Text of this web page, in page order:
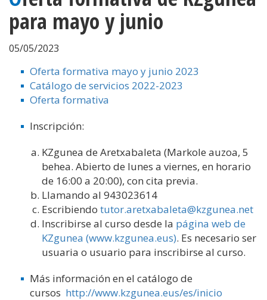
para mayo y junio
05/05/2023
Oferta formativa mayo y junio 2023
Catálogo de servicios 2022-2023
Oferta formativa
Inscripción:
KZgunea de Aretxabaleta (Markole auzoa, 5
behea. Abierto de lunes a viernes, en horario
de 16:00 a 20:00), con cita previa.
Llamando al 943023614
Escribiendo tutor.aretxabaleta@kzgunea.net
Inscribirse al curso desde la página web de
KZgunea (www.kzgunea.eus). Es necesario ser
usuaria o usuario para inscribirse al curso.
Más información en el catálogo de
cursos http://www.kzgunea.eus/es/inicio